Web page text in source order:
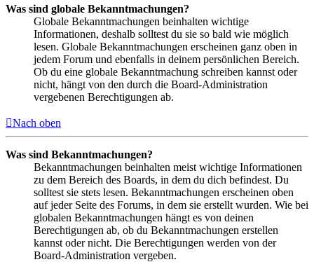
Was sind globale Bekanntmachungen?
Globale Bekanntmachungen beinhalten wichtige
Informationen, deshalb solltest du sie so bald wie möglich
lesen. Globale Bekanntmachungen erscheinen ganz oben in
jedem Forum und ebenfalls in deinem persönlichen Bereich.
Ob du eine globale Bekanntmachung schreiben kannst oder
nicht, hängt von den durch die Board-Administration
vergebenen Berechtigungen ab.
Nach oben
Was sind Bekanntmachungen?
Bekanntmachungen beinhalten meist wichtige Informationen
zu dem Bereich des Boards, in dem du dich befindest. Du
solltest sie stets lesen. Bekanntmachungen erscheinen oben
auf jeder Seite des Forums, in dem sie erstellt wurden. Wie bei
globalen Bekanntmachungen hängt es von deinen
Berechtigungen ab, ob du Bekanntmachungen erstellen
kannst oder nicht. Die Berechtigungen werden von der
Board-Administration vergeben.